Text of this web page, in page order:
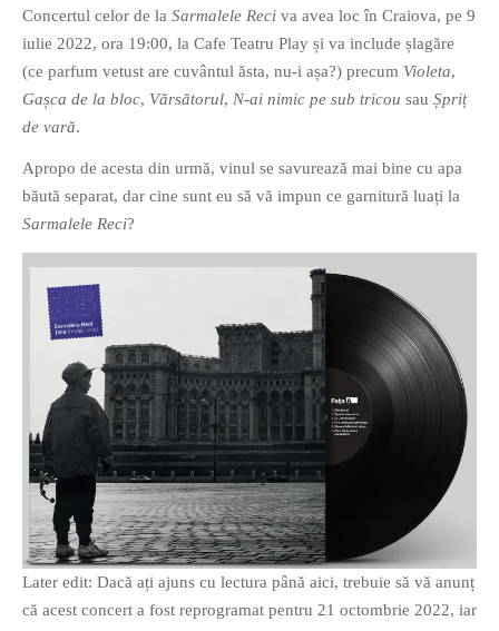
RASFOIESTE
Ce fac?
Clasicul „Despre mine…”
Descarca povestirea Floare
Albastra!
Download 101 Movie
Acrostics!
PRIETENI APROPIATI
Victor Sosea – Designer
PRIETENI DIN AFARA BRESLEI
GloryBox.ro
Vreau-schimbare.ro
Concertul celor de la Sarmalele Reci va avea loc în Craiova, pe 9
iulie 2022, ora 19:00, la Cafe Teatru Play și va include șlagăre
(ce parfum vetust are cuvântul ăsta, nu-i așa?) precum Violeta,
Gașca de la bloc, Vărsătorul, N-ai nimic pe sub tricou sau Șpriț
de vară.
Apropo de acesta din urmă, vinul se savurează mai bine cu apa
băută separat, dar cine sunt eu să vă impun ce garnitură luați la
Sarmalele Reci?
Later edit: Dacă ați ajuns cu lectura până aici, trebuie să vă anunț
că acest concert a fost reprogramat pentru 21 octombrie 2022, iar